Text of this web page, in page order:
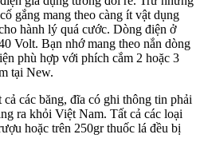
gắng mang theo càng ít vật dụng
hành lý quá cước. Dòng điện ở
Volt. Bạn nhớ mang theo nắn dòng
phù hợp với phích cắm 2 hoặc 3
tại New.
các băng, đĩa có ghi thông tin phải
ra khỏi Việt Nam. Tất cả các loại
hoặc trên 250gr thuốc lá đều bị